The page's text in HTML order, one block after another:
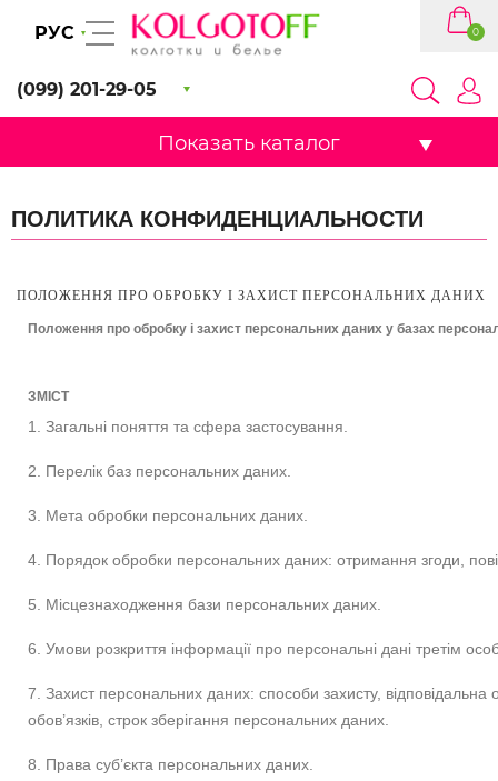
РУС
(099) 201-29-05
0
Показать каталог
ПОЛИТИКА КОНФИДЕНЦИАЛЬНОСТИ
ПОЛОЖЕННЯ ПРО ОБРОБКУ І ЗАХИСТ ПЕРСОНАЛЬНИХ ДАНИХ
Положення про обробку і захист персональних даних у базах
ЗМІСТ
1. Загальні поняття та сфера застосування.
2. Перелік баз персональних даних.
3. Мета обробки персональних даних.
4. Порядок обробки персональних даних: отримання згоди,
5. Місцезнаходження бази персональних даних.
6. Умови розкриття інформації про персональні дані третім
7. Захист персональних даних: способи захисту,
обов’язків, строк зберігання персональних даних.
8. Права суб’єкта персональних даних.